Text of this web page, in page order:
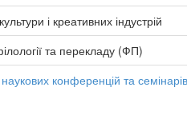
і креативних індустрій
та перекладу (ФП)
конференцій та семінарів